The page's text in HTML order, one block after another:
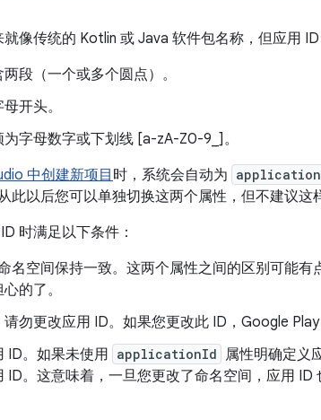
像传统的 Kotlin 或 Java 软件包名称，但应用
段（一个或多个圆点）。
开头。
字母数字或下划线 [a-zA-Z0-9_]。
中创建新项目 时，系统会自动为
此以后您可以单独切换这两个属性，但不建议这
时满足以下条件：
名空间保持一致。这两个属性之间的区别可能
的了。
勿更改应用 ID。如果您更改此 ID，Google
ID。如果未使用 applicationId 属性明确定义
ID。这意味着，一旦您更改了命名空间，应用 ID